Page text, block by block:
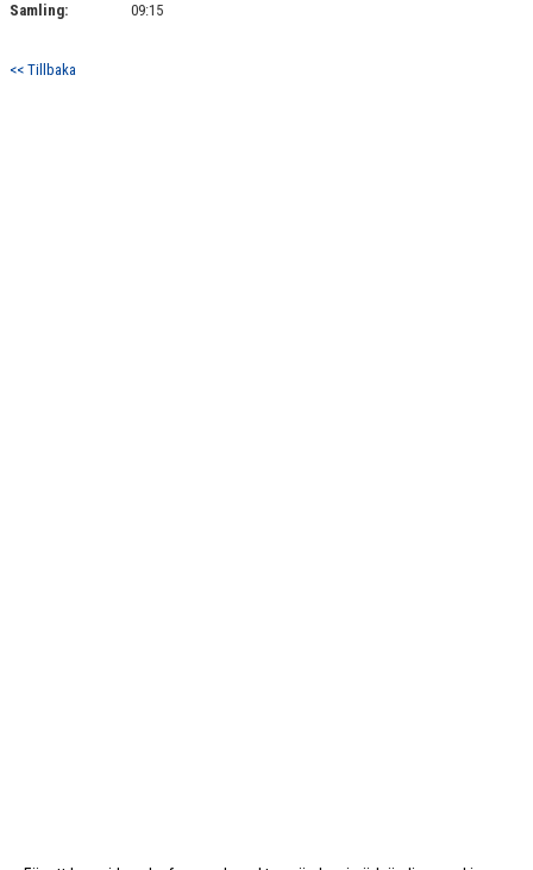
Samling:
09:15
<< Tillbaka